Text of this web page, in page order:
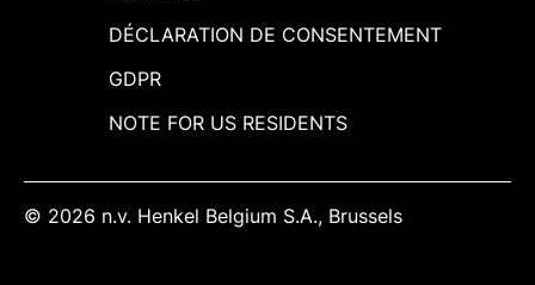
DÉCLARATION DE CONSENTEMENT
GDPR
NOTE FOR US RESIDENTS
© 2026 n.v. Henkel Belgium S.A., Brussels